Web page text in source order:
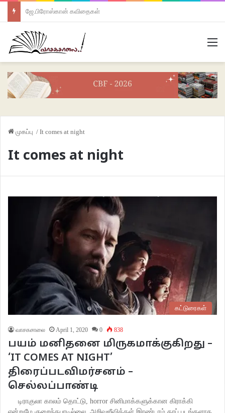
ஜே.பிரோஸ்கான் கவிதைகள்
முகப்பு / It comes at night
It comes at night
கட்டுரைகள்
வாசகசாலை April 1, 2020 0 838
பயம் மனிதனை மிருகமாக்குகிறது –
‘IT COMES AT NIGHT’
திரைப்படவிமர்சனம் –
செல்லப்பாண்டி
டிராகுலா காலம் தொட்டு, horror சினிமாக்களுக்கான கிராக்கி